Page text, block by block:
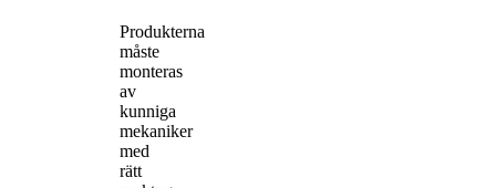
Produkterna
måste
monteras
av
kunniga
mekaniker
med
rätt